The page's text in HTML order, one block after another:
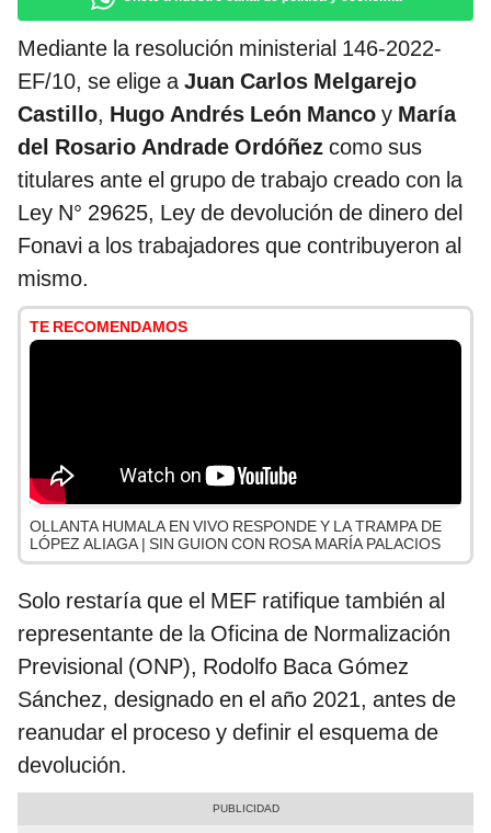
Mediante la resolución ministerial 146-2022-
EF/10, se elige aJuan Carlos Melgarejo
Castillo, Hugo Andrés León Manco y María
del Rosario Andrade Ordóñez como sus
titulares ante el grupo de trabajo creado con la
Ley N° 29625, Ley de devolución de dinero del
Fonavi a los trabajadores que contribuyeron al
mismo.
TE RECOMENDAMOS
OLLANTA HUMALA EN VIVO RESPONDE Y LA TRAMPA DE
LÓPEZ ALIAGA | SIN GUION CON ROSA MARÍA PALACIOS
Solo restaría que el MEF ratifique también al
representante de la Oficina de Normalización
Previsional (ONP), Rodolfo Baca Gómez
Sánchez, designado en el año 2021, antes de
reanudar el proceso y definir el esquema de
devolución.